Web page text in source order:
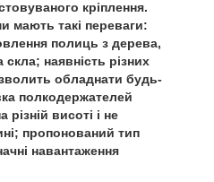
кріплення.
мають такі переваги:
полиць з дерева,
наявність різних
обладнати будь-
полкодержателей
висоті і не
пропонований тип
навантаження